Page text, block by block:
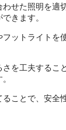
せた照明を適
きます。
フットライトを
さを工夫するこ
ことで、安全